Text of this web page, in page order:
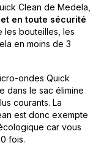
Clean de Medela,
en toute sécurité
les bouteilles, les
en moins de 3
ondes Quick
dans le sac élimine
courants. La
est donc exempte
car vous
fois.